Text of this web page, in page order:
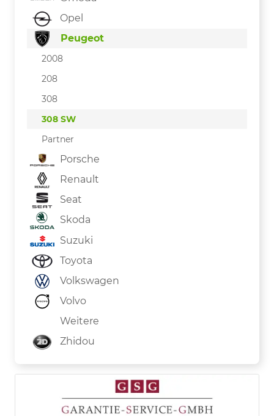
Opel
Peugeot
2008
208
308
308 SW
Partner
Porsche
Renault
Seat
Skoda
Suzuki
Toyota
Volkswagen
Volvo
Weitere
Zhidou